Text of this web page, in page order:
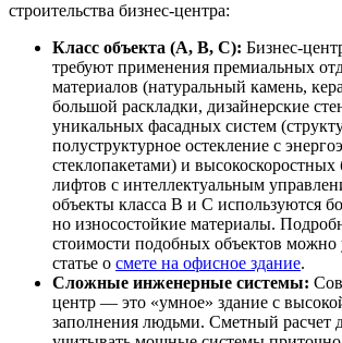
строительства бизнес-центра:
Класс объекта (A, B, C): Бизнес-
требуют применения премиальных
материалов (натуральный камень,
большой раскладки, дизайнерские
уникальных фасадных систем
полуструктурное остекление с
стеклопакетами) и
лифтов с интеллектуальным
объекты класса B и C используются
но износостойкие материалы.
стоимости подобных объектов можно
статье о смете на офисное здание.
Сложные инженерные системы:
центр — это «умное» здание с
заполнения людьми. Сметный расчет